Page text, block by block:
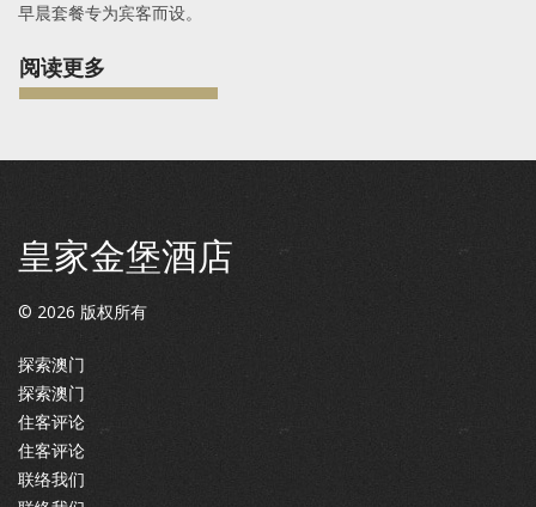
早晨套餐专为宾客而设。
阅读更多
皇家金堡酒店
© 2026 版权所有
探索澳门
探索澳门
住客评论
住客评论
联络我们